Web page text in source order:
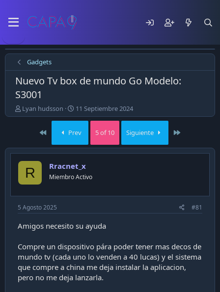
Gadgets
Nuevo Tv box de mundo Go Modelo:
S3001
E
m
ó
e
e
m
a
Lyan hudsson
F
e
h
a
d
p
u
l
c
a
c
ó
n
11 Septiembre 2024
Prev 5 of 10 Siguiente
R Rracnet_x
Miembro Activo
5 Agosto 2025 #81
Amigos necesito su ayuda
Compre un dispositivo pára poder tener mas decos de
mundo tv (cada uno lo venden a 40 lucas) y el sistema
que compre a china me deja instalar la aplicacion,
pero no me deja lanzarla.